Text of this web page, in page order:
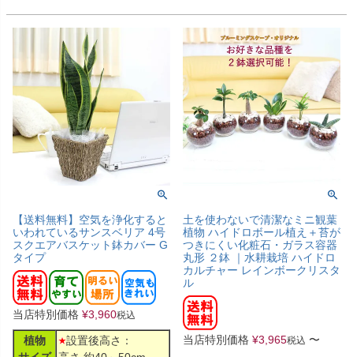
【送料無料】空気を浄化すると
いわれているサンスベリア 4号
スクエアバスケット鉢カバー G
タイプ
当店特別価格 ¥3,960税込
植物
設置後高さ：
土を使わないで清潔なミニ観葉
植物 ハイドロボール植え＋苔が
つきにくい化粧石・ガラス容器
丸形 ２鉢 ｜水耕栽培 ハイドロ
カルチャー レインボークリスタ
ル
当店特別価格 ¥3,965税込 〜